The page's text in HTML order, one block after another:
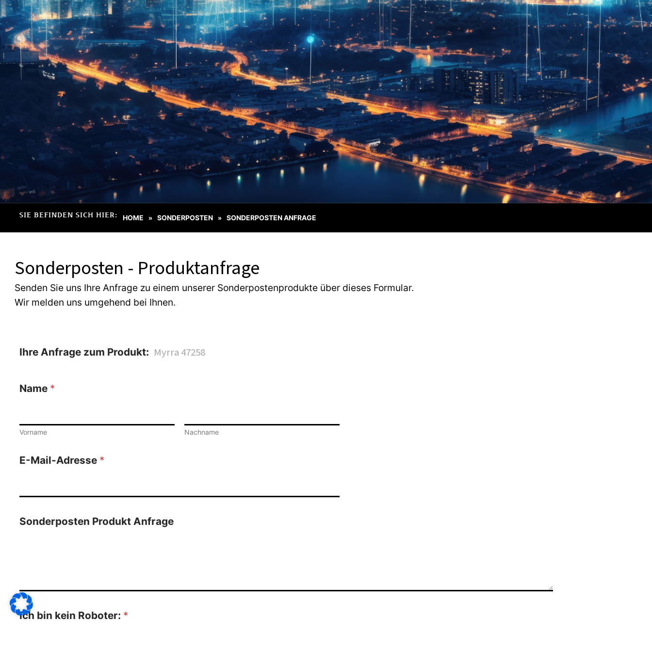
SIE BEFINDEN SICH HIER: HOME » SONDERPOSTEN » SONDERPOSTEN ANFRAGE
Sonderposten - Produktanfrage
Senden Sie uns Ihre Anfrage zu einem unserer Sonderpostenprodukte über dieses Formular.
Wir melden uns umgehend bei Ihnen.
Ihre Anfrage zum Produkt:
Name *
Vorname Nachname
E-Mail-Adresse *
Sonderposten Produkt Anfrage
Ich bin kein Roboter: *